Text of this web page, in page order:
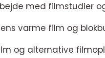
med filmstudier
varme film og
og alternative